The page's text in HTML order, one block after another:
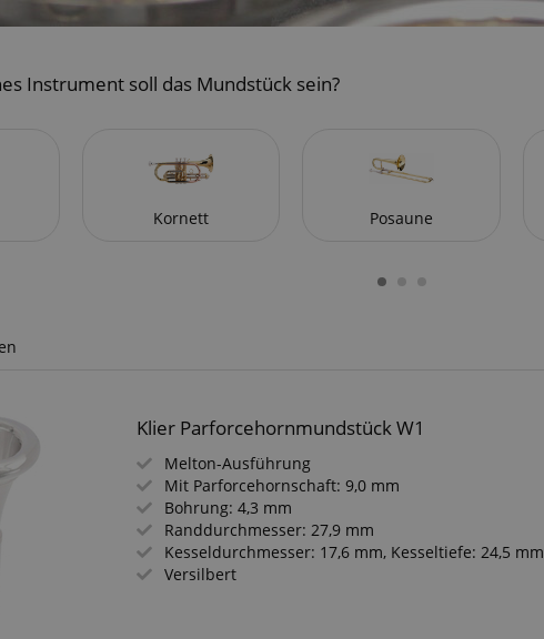
Instrument soll das Mundstück sein?
Kornett Posaune
Klier Parforcehornmundstück W1
Melton-Ausführung
Mit Parforcehornschaft: 9,0 mm
Bohrung: 4,3 mm
Randdurchmesser: 27,9 mm
Kesseldurchmesser: 17,6 mm, Kesseltiefe: 24,5 mm
Versilbert